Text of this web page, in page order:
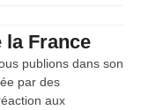
la France
publions dans son
par des
aux